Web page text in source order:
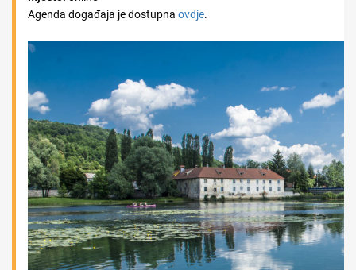
Agenda događaja je dostupna ovdje.